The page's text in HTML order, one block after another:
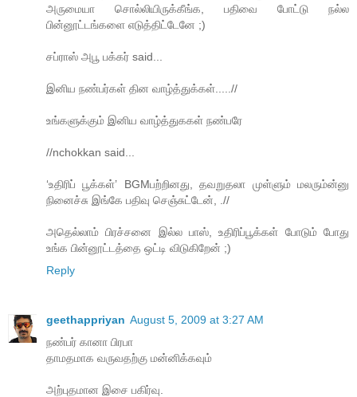
அருமையா சொல்லியிருக்கீங்க, பதிவை போட்டு நல்ல
பின்னூட்டங்களை எடுத்திட்டேனே ;)
சப்ராஸ் அபூ பக்கர் said...
இனிய நண்பர்கள் தின வாழ்த்துக்கள்.....//
உங்களுக்கும் இனிய வாழ்த்துககள் நண்பரே
//nchokkan said...
‘உதிரிப் பூக்கள்’ BGMபற்றினது, தவறுதலா முள்ளும் மலரும்ன்னு
நினைச்சு இங்கே பதிவு செஞ்சுட்டேன், .//
அதெல்லாம் பிரச்சனை இல்ல பாஸ், உதிரிப்பூக்கள் போடும் போது
உங்க பின்னூட்டத்தை ஒட்டி விடுகிறேன் ;)
Reply
geethappriyan August 5, 2009 at 3:27 AM
நண்பர் கானா பிரபா
தாமதமாக வருவதற்கு மன்னிக்கவும்
அற்புதமான இசை பகிர்வு.